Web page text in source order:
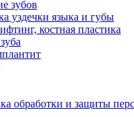
зубов
уздечки языка и губы
костная пластика
обработки и защиты